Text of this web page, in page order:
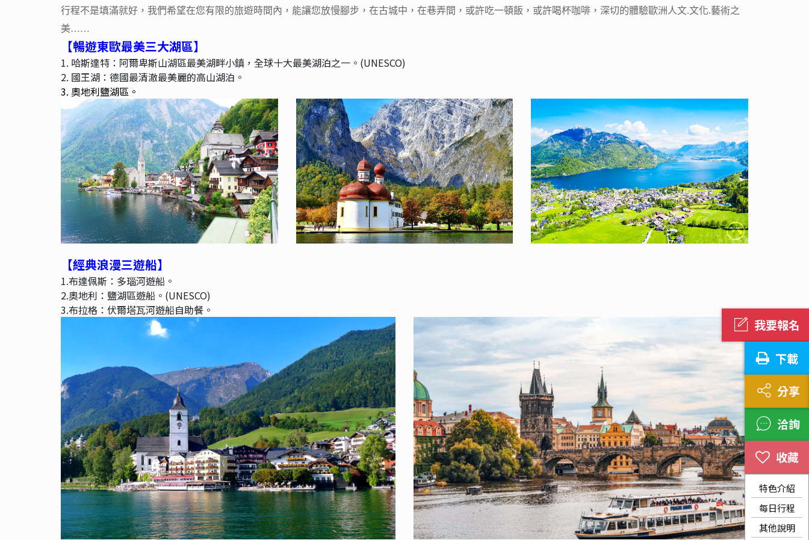
我要報名
下載
分享
洽詢
特色介紹
每日行程
其他說明
行程不是填滿就好，我們希望在您有限的旅遊時間內，能讓您放慢腳步，在古城中，在巷弄間，或許吃一頓飯，或許喝杯咖啡，深切的體驗歐洲人文.文化.藝術之
美……
【暢遊東歐最美三大湖區】
1. 哈斯達特：阿爾卑斯山湖區最美湖畔小鎮，全球十大最美湖泊之一。(UNESCO)
2. 國王湖：德國最清澈最美麗的高山湖泊。
3. 奧地利鹽湖區。
【經典浪漫三遊船】
1.布達佩斯：多瑙河遊船。
2.奧地利：鹽湖區遊船。(UNESCO)
3.布拉格：伏爾塔瓦河遊船自助餐。